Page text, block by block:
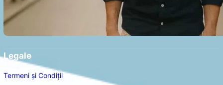
Legale
Termeni și Condiții